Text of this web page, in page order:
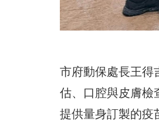
市府動保處長王得
估、口腔與皮膚檢
提供量身訂製的疫